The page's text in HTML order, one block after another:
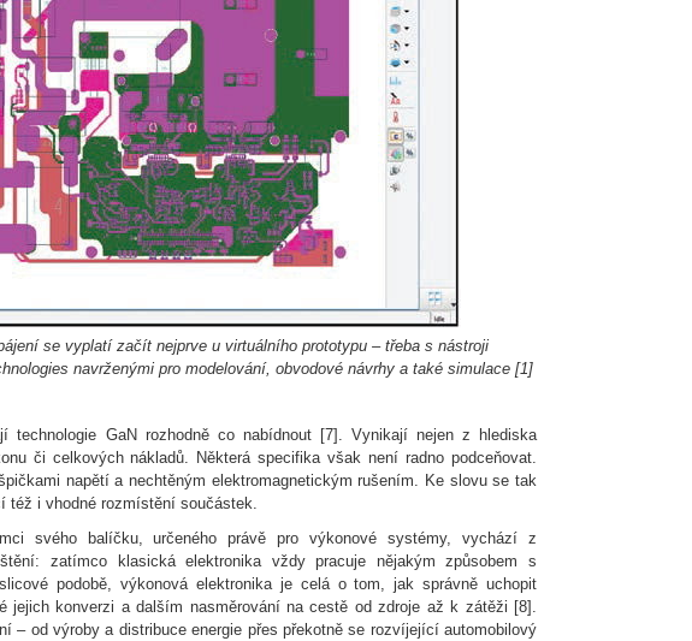
se vyplatí začít nejprve u virtuálního prototypu – třeba s nástroji
navrženými pro modelování, obvodové návrhy a také simulace [1]
technologie GaN rozhodně co nabídnout [7]. Vynikají nejen z hlediska
či celkových nákladů. Některá specifika však není radno podceňovat.
napětí a nechtěným elektromagnetickým rušením. Ke slovu se tak
též i vhodné rozmístění součástek.
svého balíčku, určeného právě pro výkonové systémy, vychází z
zatímco klasická elektronika vždy pracuje nějakým způsobem s
podobě, výkonová elektronika je celá o tom, jak správně uchopit
jejich konverzi a dalším nasměrování na cestě od zdroje až k zátěži [8].
– od výroby a distribuce energie přes překotně se rozvíjející automobilový